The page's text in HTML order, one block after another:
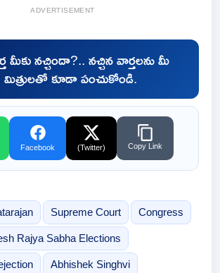
ADVERTISEMENT
మీకు నచ్చిందా?.. నచ్చిన వార్తలను మీ
మిత్రులతో కూడా పంచుకోండి.
Facebook (Twitter) Copy Link
Supreme Court Congress
Rajya Sabha Elections
Abhishek Singhvi